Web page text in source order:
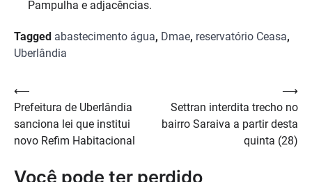
Pampulha e adjacências.
Tagged abastecimento água, Dmae, reservatório Ceasa,
Uberlândia
Navegação
de
Post
⟵
Prefeitura de Uberlândia
sanciona lei que institui
novo Refim Habitacional
Settran interdita trecho no
bairro Saraiva a partir desta
quinta (28)
⟶
Você pode ter perdido